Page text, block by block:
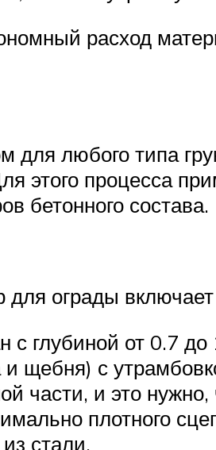
расход
любого типа
этого процесса
бетонного состава.
для ограды
с глубиной от 0.7 до
щебня) с
части, и это
плотного
стали.